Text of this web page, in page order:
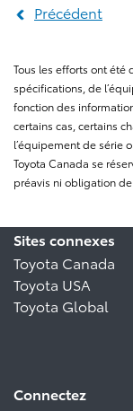
Précédent
Tous les efforts ont été
spécifications, de
fonction des
certains cas, certains
l’équipement de série
Toyota Canada se
préavis ni obligation de
Sites connexes
Toyota Canada
Toyota USA
Toyota Global
Connectez